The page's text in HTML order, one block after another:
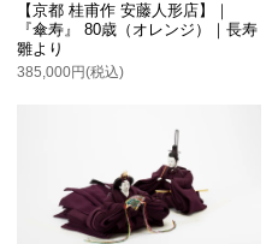
【京都 桂甫作 安藤人形店】｜
『傘寿』 80歳（オレンジ）｜長寿
雛より
385,000円(税込)